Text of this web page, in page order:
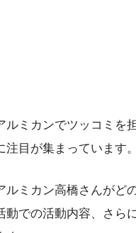
ルミカンでツッコミを
目が集まっています。
ルミカン高橋さんがど
動での活動内容、さら